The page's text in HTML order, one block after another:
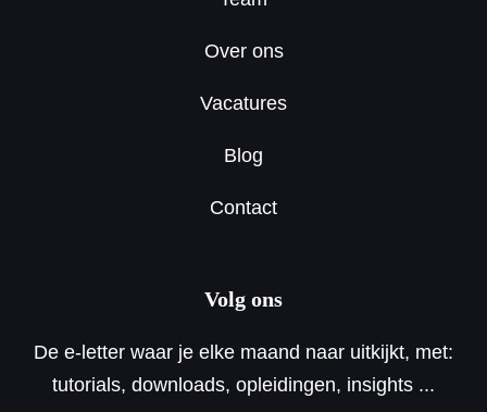
Over ons
Vacatures
Blog
Contact
Volg ons
De e-letter waar je elke maand naar uitkijkt, met:
tutorials, downloads, opleidingen, insights ...